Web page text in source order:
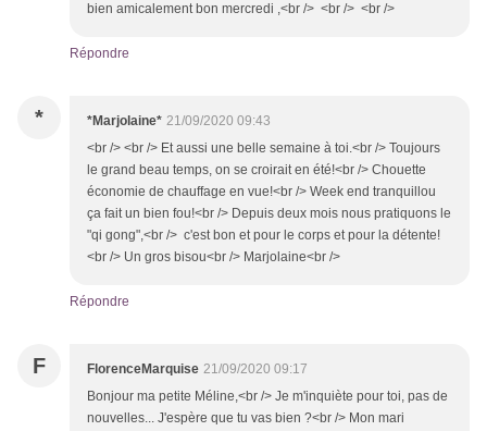
bien amicalement bon mercredi ,<br /> <br /> <br />
Répondre
* *Marjolaine* 21/09/2020 09:43
<br /> <br /> Et aussi une belle semaine à toi.<br /> Toujours
le grand beau temps, on se croirait en été!<br /> Chouette
économie de chauffage en vue!<br /> Week end tranquillou
ça fait un bien fou!<br /> Depuis deux mois nous pratiquons le
"qi gong",<br /> c'est bon et pour le corps et pour la détente!
<br /> Un gros bisou<br /> Marjolaine<br />
Répondre
F FlorenceMarquise 21/09/2020 09:17
Bonjour ma petite Méline,<br /> Je m'inquiète pour toi, pas de
nouvelles... J'espère que tu vas bien ?<br /> Mon mari